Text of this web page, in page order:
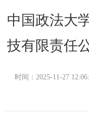
热点评述
中国政法大
技有限责任
时间：2025-11-27